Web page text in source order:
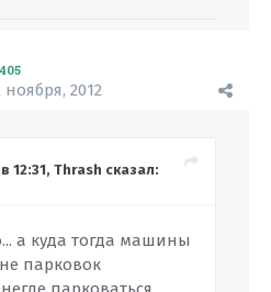
405
ноября, 2012
12:31, Thrash сказал:
а куда тогда машины
парковок